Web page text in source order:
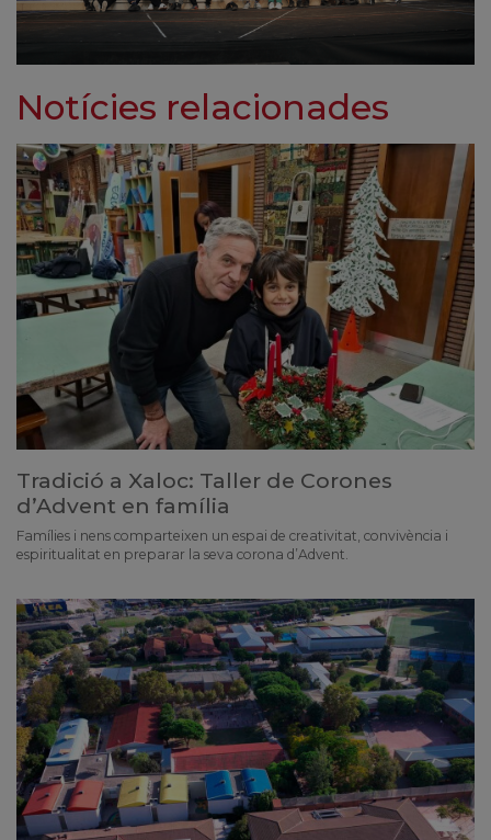
Notícies relacionades
Tradició a Xaloc: Taller de Corones
d’Advent en família
Famílies i nens comparteixen un espai de creativitat, convivència i
espiritualitat en preparar la seva corona d’Advent.